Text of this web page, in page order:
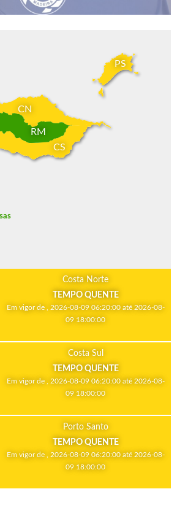
CN
CS
PS
RM
Costa Norte
TEMPO QUENTE
Em vigor de , 2026-08-09 06:20:00 até 2026-08-
09 18:00:00
Costa Sul
TEMPO QUENTE
Em vigor de , 2026-08-09 06:20:00 até 2026-08-
09 18:00:00
Porto Santo
TEMPO QUENTE
Em vigor de , 2026-08-09 06:20:00 até 2026-08-
09 18:00:00